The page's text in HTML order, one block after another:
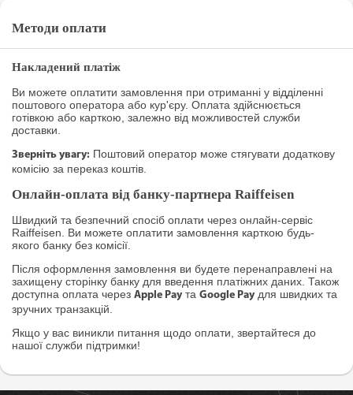
Методи оплати
Накладений платіж
Ви можете оплатити замовлення при отриманні у відділенні
поштового оператора або кур'єру. Оплата здійснюється
готівкою або карткою, залежно від можливостей служби
доставки.
Зверніть увагу: Поштовий оператор може стягувати додаткову
комісію за переказ коштів.
Онлайн-оплата від банку-партнера Raiffeisen
Швидкий та безпечний спосіб оплати через онлайн-сервіс
Raiffeisen. Ви можете оплатити замовлення карткою будь-
якого банку без комісії.
Після оформлення замовлення ви будете перенаправлені на
захищену сторінку банку для введення платіжних даних. Також
доступна оплата через Apple Pay та Google Pay для швидких та
зручних транзакцій.
Якщо у вас виникли питання щодо оплати, звертайтеся до
нашої служби підтримки!